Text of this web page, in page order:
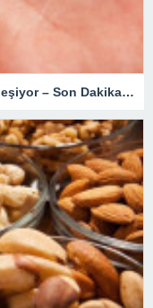
Almanya’da antibiyotik sıkıntısı derinleşiyor – Son Dakika Dünya Haberleri